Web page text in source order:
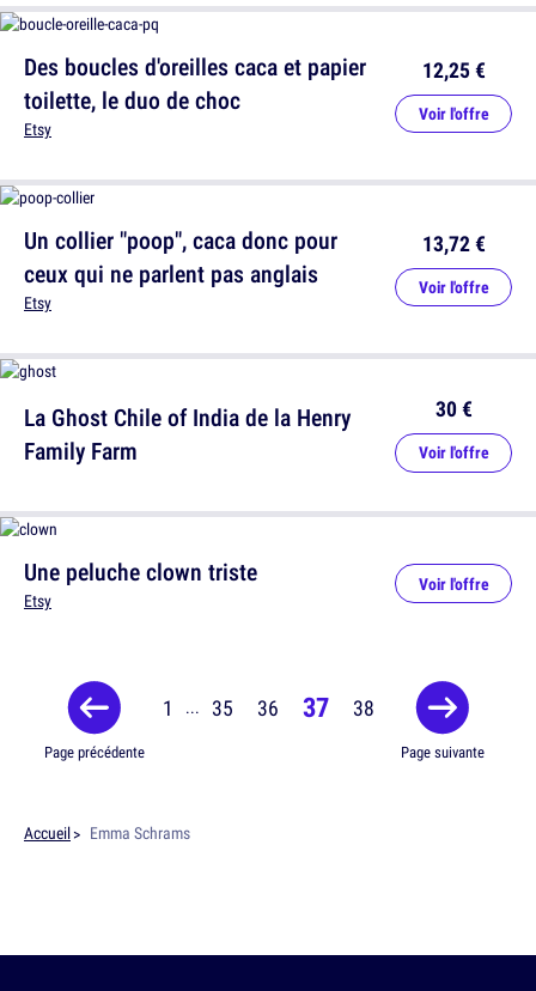
Des boucles d'oreilles caca et papier
toilette, le duo de choc
Etsy
12,25 €
Voir l'offre
La Ghost Chile of India de la Henry
Family Farm
30 €
Voir l'offre
Un collier "poop", caca donc pour
ceux qui ne parlent pas anglais
Etsy
13,72 €
Voir l'offre
Une peluche clown triste
Etsy
Voir l'offre
Page précédente
1 ... 35 36 37 38
Page suivante
Accueil Emma Schrams